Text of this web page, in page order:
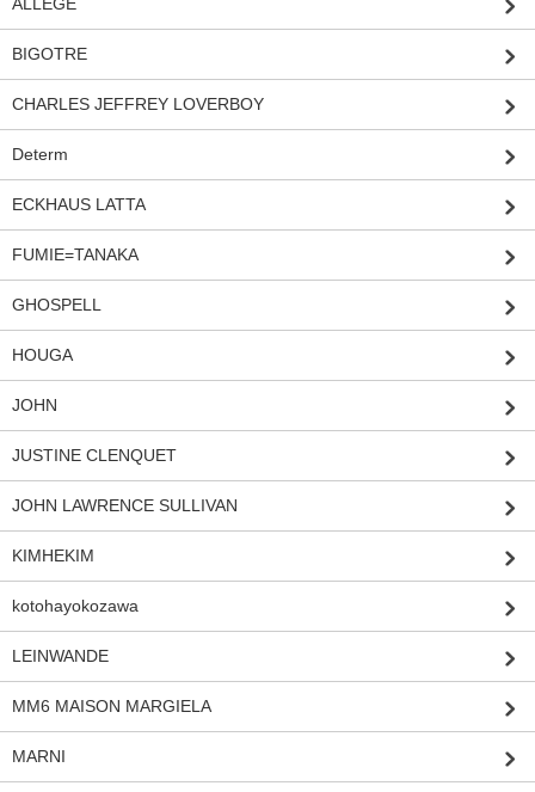
BIGOTRE
CHARLES JEFFREY LOVERBOY
Determ
ECKHAUS LATTA
FUMIE=TANAKA
GHOSPELL
HOUGA
JOHN
JUSTINE CLENQUET
JOHN LAWRENCE SULLIVAN
KIMHEKIM
kotohayokozawa
LEINWANDE
MM6 MAISON MARGIELA
MARNI